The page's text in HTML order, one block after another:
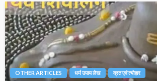
OTHER ARTICLES धर्म उपाय लेख व्रत एवं त्योहार